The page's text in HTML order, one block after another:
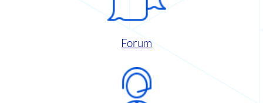
Forum